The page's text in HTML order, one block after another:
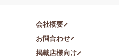
会社概要
お問合わせ
掲載店様向け